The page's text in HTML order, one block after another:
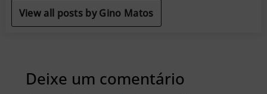
View all posts by Gino Matos
Deixe um comentário